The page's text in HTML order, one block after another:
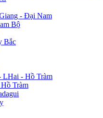
- Đại Nam
Bộ
Bắc
LHai - Hồ Tràm
Tràm